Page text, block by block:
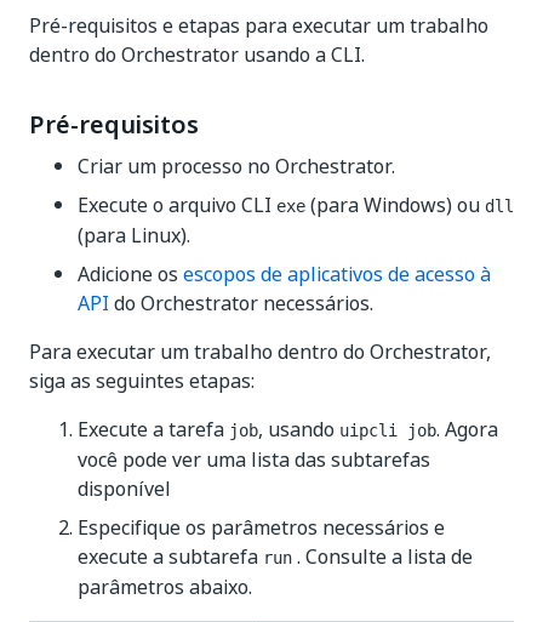
Pré-requisitos e etapas para executar um trabalho
dentro do Orchestrator usando a CLI.
Pré-requisitos
Criar um processo no Orchestrator.
Execute o arquivo CLI exe (para Windows) ou dll
(para Linux).
Adicione os escopos de aplicativos de acesso à
API do Orchestrator necessários.
Para executar um trabalho dentro do Orchestrator,
siga as seguintes etapas:
Execute a tarefa job, usando uipcli job. Agora
você pode ver uma lista das subtarefas
disponível
Especifique os parâmetros necessários e
execute a subtarefa run . Consulte a lista de
parâmetros abaixo.